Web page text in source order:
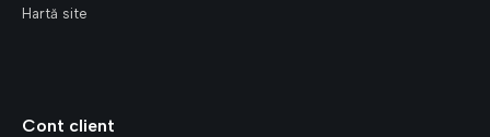
Hartă site
Cont client